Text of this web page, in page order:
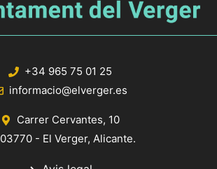
+34 965 75 01 25
informacio@elverger.es
Carrer Cervantes, 10
03770 - El Verger, Alicante.